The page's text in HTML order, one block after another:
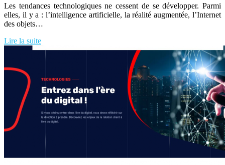
Les tendances technologiques ne cessent de se développer. Parmi
elles, il y a : l’intelligence artificielle, la réalité augmentée, l’Internet
des objets…
Lire la suite